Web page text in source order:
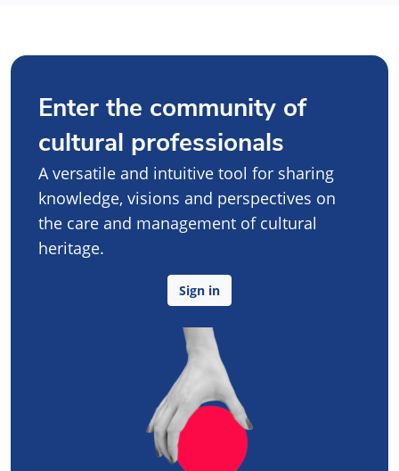
Enter the community of
cultural professionals
A versatile and intuitive tool for sharing
knowledge, visions and perspectives on
the care and management of cultural
heritage.
Sign in